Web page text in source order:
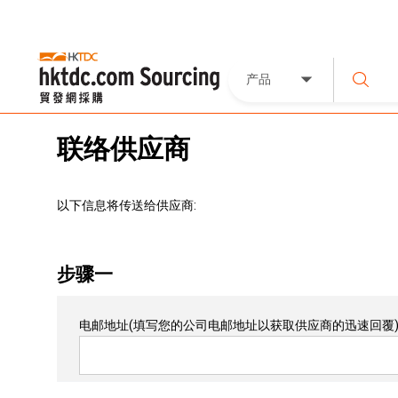
产品
联络供应商
以下信息将传送给供应商:
步骤一
电邮地址(填写您的公司电邮地址以获取供应商的迅速回覆)